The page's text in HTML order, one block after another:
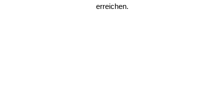
erreichen.